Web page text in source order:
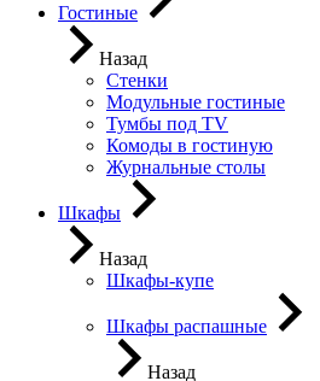
Гостиные
Назад
Стенки
Модульные гостиные
Тумбы под ТV
Комоды в гостиную
Журнальные столы
Шкафы
Назад
Шкафы-купе
Шкафы распашные
Назад